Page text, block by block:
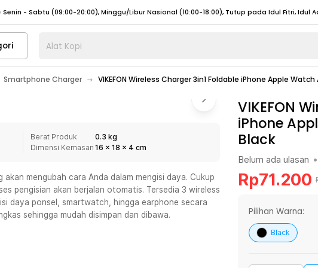
Senin - Jumat (07:00 - 20:00), Sabtu - Minggu (08:00 - 20:00), Tutup pada Idul Fitri
- Jumat (08:00 - 20:00), Sabtu - Minggu/ Libur Nasional (08:00 - 17:00) Selengkapnya
- Jumat (08:00 - 20:00), Sabtu - Minggu/ Libur Nasional (08:00 - 17:00) Selengkapnya
Senin - Sabtu (09:00-20:00), Minggu/Libur Nasional (12:00-20:00), Tutup pada Idul Fitri
Senin - Sabtu (09:00-20:00), Minggu/Libur Nasional (12:00-20:00), Tutup pada Idul Fitri
Senin - Jumat (07:00 - 20:00), Sabtu - Minggu (08:00 - 20:00), Tutup pada Idul Fitri
- Jumat (08:00 - 20:00), Sabtu - Minggu/ Libur Nasional (08:00 - 17:00) Selengkapnya
Alat Kopi
Smartphone Charger VIKEFON Wireless Charger 3in1 Foldable iPhone Apple Watch
Berat Produk
0.3 kg
Dimensi Kemasan 16 x 18 x 4 cm
mengubah cara Anda dalam mengisi daya. Cukup
pengisian akan berjalan otomatis. Tersedia 3 wireless
daya ponsel, smartwatch, hingga earphone secara
sehingga mudah disimpan dan dibawa.
VIKEFON
iPhone
Black
Belum ada ulasan •
Rp71.200
Pilihan Warna:
Black